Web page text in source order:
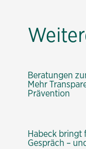
Beratungen
Mehr
Prävention
Habeck bringt
Gespräch –